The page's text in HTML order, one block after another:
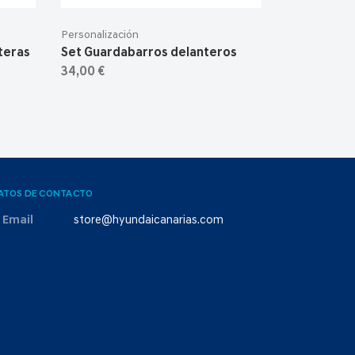
Personalización
Set Guardabarros delanteros
34,00 €
DE CONTACTO
Email store@hyundaicanarias.com